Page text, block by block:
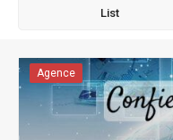
List
Agence